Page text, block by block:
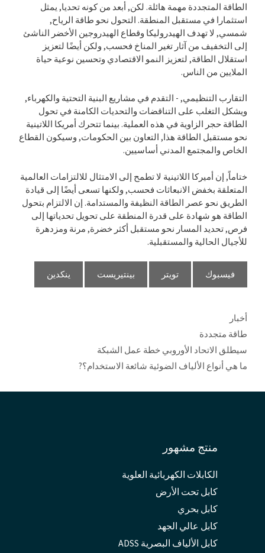
الطاقة المتجددة مهمة هائلة. لكن, أبعد من كونه تحديا, يمثل
استثمارا في مستقبل المنطقة. التحول نحو طاقة الرياح,
شمسي, لا تهدف الهيدروليكا وقطاع الهيدروجين الأخضر الناشئ
إلى التخفيف من آثار تغير المناخ فحسب, ولكن أيضًا لتعزيز
استقلال الطاقة, لتعزيز النمو الاقتصادي وتحسين نوعية حياة
الملايين من الناس.
التقارب التنظيمي, - التقدم في مشاريع البنية التحتية والكهرباء,
ويشكل التغلب على التناقضات والتحديات الكامنة في تحول
الطاقة حجر الزاوية في هذه العملية. بينما تتحرك أمريكا اللاتينية
نحو مستقبل الطاقة هذا, التعاون بين الحكومات, وسيكون القطاع
الخاص والمجتمع المدني أساسيين.
ختاماً, إن أميركا اللاتينية لا تطمح إلى الامتثال للالتزامات العالمية
المتعلقة بخفض الانبعاثات فحسب, ولكنها تسعى أيضًا إلى قيادة
الطريق نحو عصر الطاقة النظيفة والمستدامة. إن الالتزام بتحول
الطاقة هو شهادة على قدرة المنطقة على تحويل تحدياتها إلى
فرص, تحديد المسار نحو مستقبل أكثر خضرة, مرنة ومزدهرة
للأجيال الحالية والمستقبلية.
فيسبوك تويتر بينتيريست ينكدين
التصنيفات
أخبار
العلامات
طاقة متجددة
سيطلق الاتحاد الأوروبي خطة عمل الشبكة
ما هي أنواع الألياف الضوئية شائعة الاستخدام؟?
منتج مشهور
الكابلات الكهربائية العلوية
كابل تحت الأرض
كابل بحري
كابل عالي الجهد
كابل الألياف البصرية ADSS